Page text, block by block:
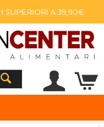
SUPERIORI A 39,90€